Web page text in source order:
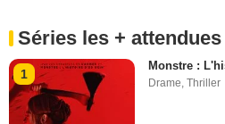
Séries les + attendues
1
Monstre :
Drame,Thriller